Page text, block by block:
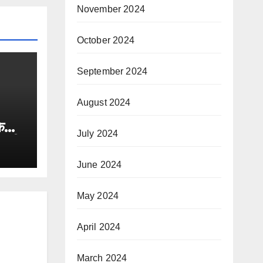
November 2024
October 2024
September 2024
August 2024
July 2024
June 2024
May 2024
April 2024
March 2024